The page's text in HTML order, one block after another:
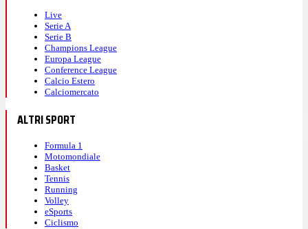
Live
Serie A
Serie B
Champions League
Europa League
Conference League
Calcio Estero
Calciomercato
ALTRI SPORT
Formula 1
Motomondiale
Basket
Tennis
Running
Volley
eSports
Ciclismo